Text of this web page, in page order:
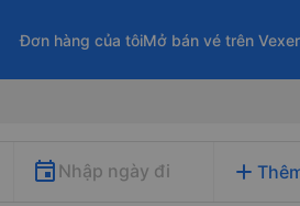
Đơn hàng của tôiMở bán vé trên
Nhập ngày đi add